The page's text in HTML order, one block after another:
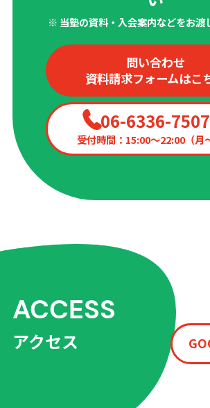
※ 当塾の資料・入会案内などをお渡
問い合わせ
資料請求フォームはこ
06-6336-7507
受付時間：15:00〜22:00（月
ACCESS
アクセス